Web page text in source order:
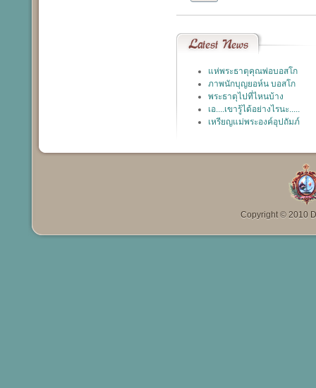
Latest News
แห่พระธาตุคุณพ่อบอสโก
ภาพนักบุญยอห์น บอสโก
พระธาตุไปที่ไหนบ้าง
เอ....เขารู้ได้อย่างไรนะ.....
เหรียญแม่พระองค์อุปถัมภ์
Copyright © 2010